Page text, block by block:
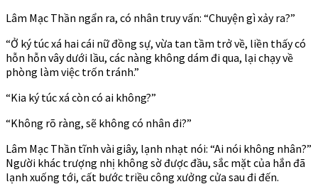
Lâm Mạc Thần ngẩn ra, có nhân truy vấn: “Chuyện gì xảy ra?”
“Ở ký túc xá hai cái nữ đồng sự, vừa tan tầm trở về, liền thấy có
hỗn hỗn vây dưới lầu, các nàng không dám đi qua, lại chạy về
phòng làm việc trốn tránh.”
“Kia ký túc xá còn có ai không?”
“Không rõ ràng, sẽ không có nhân đi?”
Lâm Mạc Thần tĩnh vài giây, lạnh nhạt nói: “Ai nói không nhân?”
Người khác trượng nhị không sờ được đầu, sắc mặt của hắn đã
lạnh xuống tới, cất bước triều công xưởng cửa sau đi đến.